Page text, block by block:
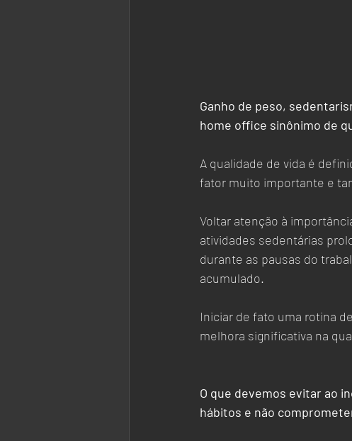
Ganho de peso,
home office sinônimo de
A qualidade de vida é
fator muito importante e
Voltar atenção à
atividades sedentárias
durante as pausas do
acumulado.
Iniciar de fato uma rotina
melhora significativa na
O que devemos evitar ao
hábitos e não